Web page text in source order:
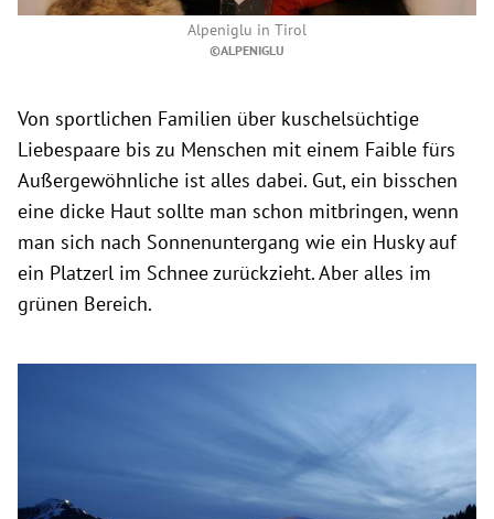
Alpeniglu in Tirol
©ALPENIGLU
Von sportlichen Familien über kuschelsüchtige
Liebespaare bis zu Menschen mit einem Faible fürs
Außergewöhnliche ist alles dabei. Gut, ein bisschen
eine dicke Haut sollte man schon mitbringen, wenn
man sich nach Sonnenuntergang wie ein Husky auf
ein Platzerl im Schnee zurückzieht. Aber alles im
grünen Bereich.